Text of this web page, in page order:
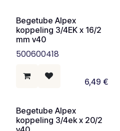
Begetube Alpex
koppeling 3/4EK x 16/2
mm v40
500600418
6,49 €
Begetube Alpex
koppeling 3/4ek x 20/2